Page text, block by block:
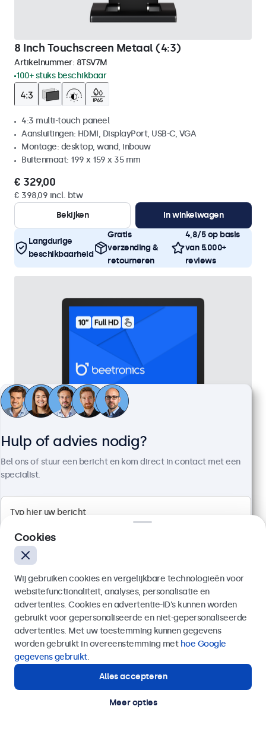
8 Inch Touchscreen Metaal (4:3)
Artikelnummer: 8TSV7M
100+ stuks beschikbaar
4:3 multi-touch paneel
Aansluitingen: HDMI, DisplayPort, USB-C, VGA
Montage: desktop, wand, inbouw
Buitenmaat: 199 x 159 x 35 mm
€ 329,00
€ 398,09 incl. btw
Bekijken
In winkelwagen
Langdurige
beschikbaarheid
Gratis
verzending &
retourneren
4,8/5 op basis
van 5.000+
reviews
10 Inch Touchscreen
Artikelnummer:
Full HD multi-touch paneel
Aansluitingen: HDMI, DisplayPort, USB-C, VGA
Montage: desktop, wand
Buitenmaat: 242 x 169 x 34 mm
€ 349,00
€ 422,29 incl. btw
Bekijken
In winkelwagen
Hulp of advies nodig?
Bel ons of stuur een bericht en kom direct in contact met een
specialist.
Verzenden
Of bel ons op
Hulp of advies nodig?
Direct contact met een specialist.
Cookies
Wij gebruiken cookies en vergelijkbare technologieën voor
websitefunctionaliteit, analyses, personalisatie en
advertenties. Cookies en advertentie-ID’s kunnen worden
gebruikt voor gepersonaliseerde en niet-gepersonaliseerde
advertenties. Met uw toestemming kunnen gegevens
worden gebruikt in overeenstemming met hoe Google
gegevens gebruikt.
Alles accepteren
Meer opties